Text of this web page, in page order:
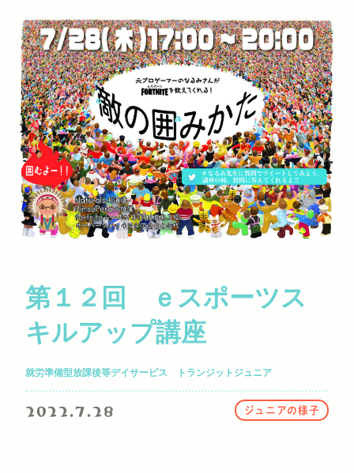
第１２回 ｅスポーツス
キルアップ講座
就労準備型放課後等デイサービス トランジットジュニア
2022.7.28 ジュニアの様子